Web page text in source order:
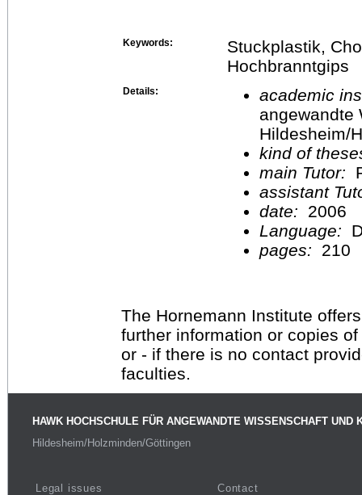
Keywords:
Stuckplastik,
Hochbranntgips
Details:
academic
angewandte
Hildesheim/
kind of
main Tutor:
assistant
date:
2006
Language:
pages:
210
The Hornemann Institute
further information or copies
or - if there is no contact
faculties.
HAWK HOCHSCHULE FÜR ANGEWANDTE WISSENSCHAFT UND
Hildesheim/Holzminden/Göttingen
Legal issues
Contact